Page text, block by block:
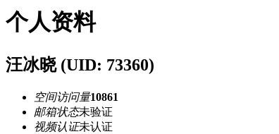
个人资料
汪冰晓 (UID: 73360)
空间访问量10861
邮箱状态未验证
视频认证未认证